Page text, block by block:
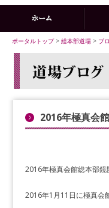
ポータルトップ> 総本部道場 > ブ
2016年極真会
2016年極真会館総本部鏡
2016年1月11日に極真会